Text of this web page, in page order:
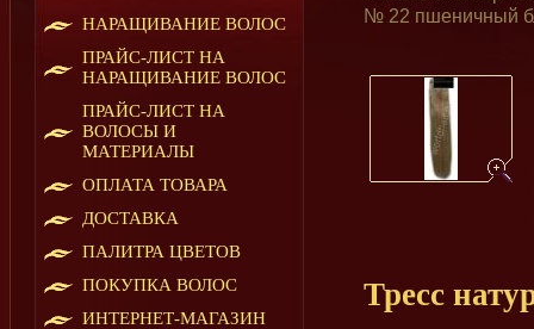
НАРАЩИВАНИЕ ВОЛОС
ПРАЙС-ЛИСТ НА
НАРАЩИВАНИЕ ВОЛОС
ПРАЙС-ЛИСТ НА
ВОЛОСЫ И
МАТЕРИАЛЫ
ОПЛАТА ТОВАРА
ДОСТАВКА
ПАЛИТРА ЦВЕТОВ
ПОКУПКА ВОЛОС
ИНТЕРНЕТ-МАГАЗИН
№ 22 пшеничный
Тресс